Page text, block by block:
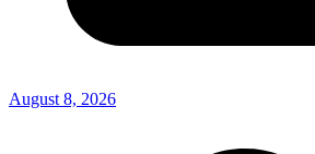
August 8, 2026